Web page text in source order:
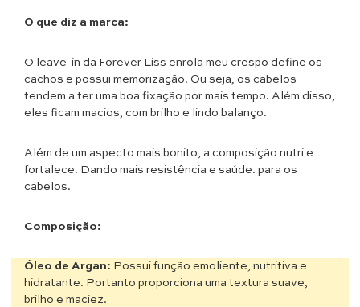
O que diz a marca:
O leave-in da Forever Liss enrola meu crespo define os
cachos e possui memorização. Ou seja, os cabelos
tendem a ter uma boa fixação por mais tempo. Além disso,
eles ficam macios, com brilho e lindo balanço.
Além de um aspecto mais bonito, a composição nutri e
fortalece. Dando mais resistência e saúde. para os
cabelos.
Composição:
Óleo de Argan: Possui função emoliente, nutritiva e
hidratante. Portanto proporciona uma textura suave,
brilho e maciez.